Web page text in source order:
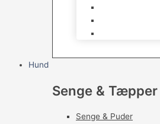
Hund
Senge & Tæpper
Senge & Puder